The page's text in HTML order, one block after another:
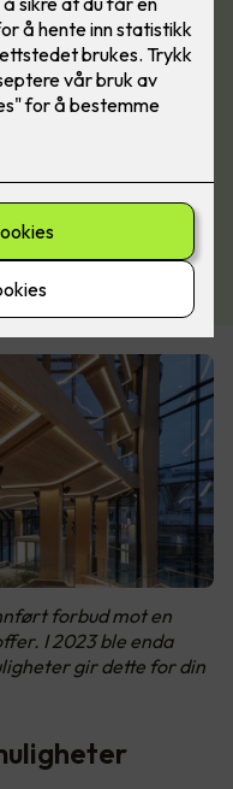
forbud mot en
I 2023 ble enda
gir dette for din